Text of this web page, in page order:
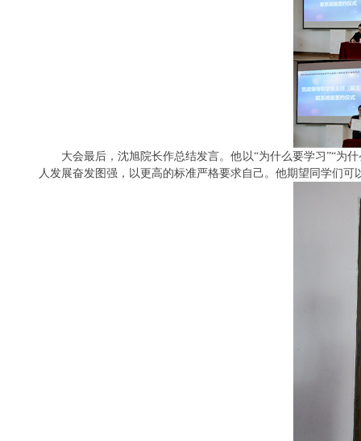
大会最后，沈旭院长作总结发言。他以“为什么要学习”“为
人发展奋发图强，以更高的标准严格要求自己。他期望同学们